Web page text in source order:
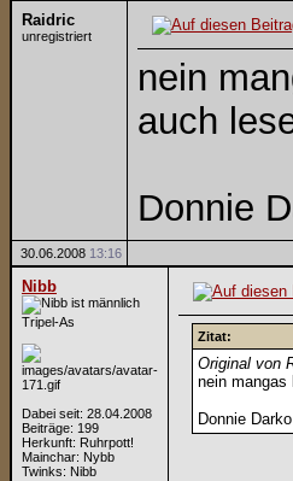
Raidric
unregistriert
nein
auch
Donnie
30.06.2008 13:16
Nibb
Tripel-As
Dabei seit: 28.04.2008
Beiträge: 199
Herkunft: Ruhrpott!
Mainchar: Nybb
Twinks: Nibb
Zitat:
Original von
nein
Donnie Darko